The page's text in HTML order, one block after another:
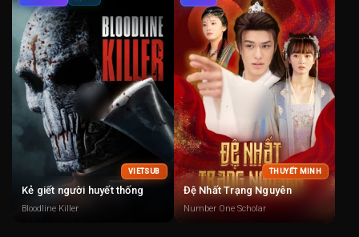
VIETSUB
Kẻ giết người huyết thống
Bloodline Killer
THUYẾT MINH
Đệ Nhất Trạng Nguyên
Number One Scholar